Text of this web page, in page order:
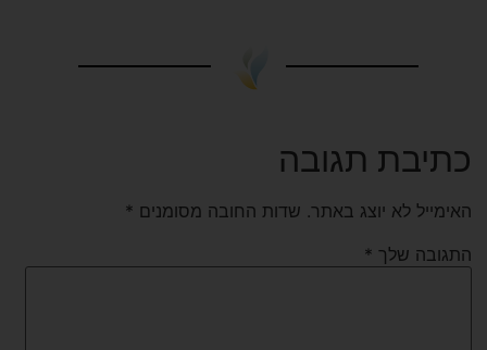
כתיבת תגובה
האימייל לא יוצג באתר. שדות החובה מסומנים *
התגובה שלך *